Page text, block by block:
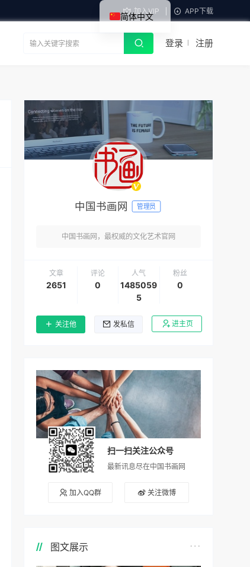
加入VIP APP下载
登录 注册
中国书画网 管理员
中国书画网，最权威的文化艺术官网
文章
2651
评论
0
人气
1485059
5
粉丝
0
关注他 发私信 进主页
扫一扫关注公众号
最新讯息尽在中国书画网
加入QQ群 关注微博
图文展示
简体中文